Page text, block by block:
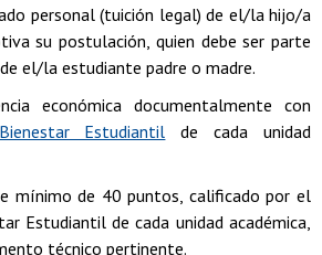
personal (tuición legal) de el/la hijo/a
su postulación, quien debe ser parte
el/la estudiante padre o madre.
económica documentalmente con
Estudiantil de cada unidad
mínimo de 40 puntos, calificado por el
Estudiantil de cada unidad académica,
técnico pertinente.